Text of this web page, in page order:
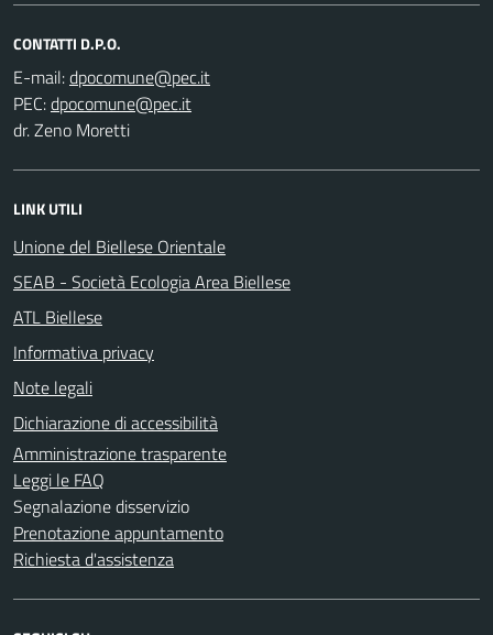
CONTATTI D.P.O.
E-mail:
PEC:
dr. Zeno Moretti
LINK UTILI
Unione del Biellese Orientale
SEAB - Società Ecologia Area Biellese
ATL Biellese
Informativa privacy
Note legali
Dichiarazione di accessibilità
Amministrazione trasparente
Leggi le FAQ
Segnalazione disservizio
Prenotazione appuntamento
Richiesta d'assistenza